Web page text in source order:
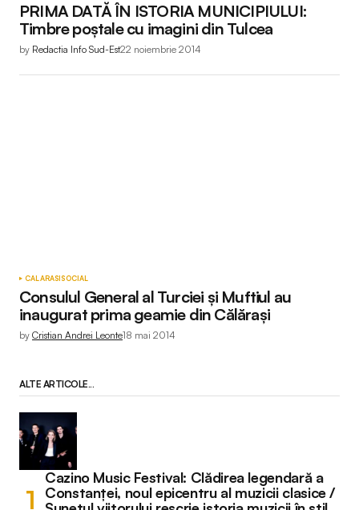
PRIMA DATĂ ÎN ISTORIA MUNICIPIULUI:
Timbre poștale cu imagini din Tulcea
by Redactia Info Sud-Est22 noiembrie 2014
CALARASISOCIAL
Consulul General al Turciei și Muftiul au
inaugurat prima geamie din Călărași
by Cristian Andrei Leonte18 mai 2014
ALTE ARTICOLE...
Cazino Music Festival: Clădirea legendară a
Constanței, noul epicentru al muzicii clasice /